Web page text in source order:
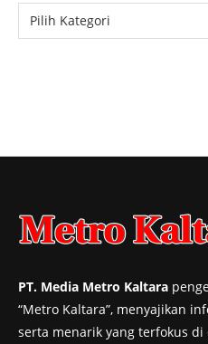
PT. Media Metro Kaltara
“Metro Kaltara”, menyajikan
serta menarik yang terfokus